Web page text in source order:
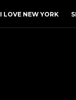
I LOVE NEW YORK